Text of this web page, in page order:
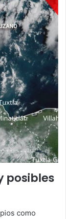
posibles
como